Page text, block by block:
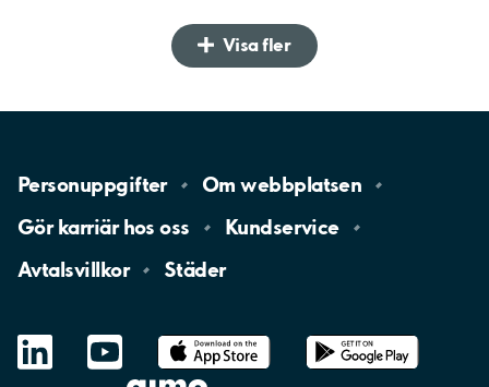
Visa fler
Personuppgifter Omwebbplatsen
Gör karriär hososs
Kundservice
Avtalsvillkor
Städer